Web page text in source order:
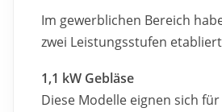
Im gewerblichen Bereich
zwei Leistungsstufen
1,1 kW Gebläse
Diese Modelle eignen sich